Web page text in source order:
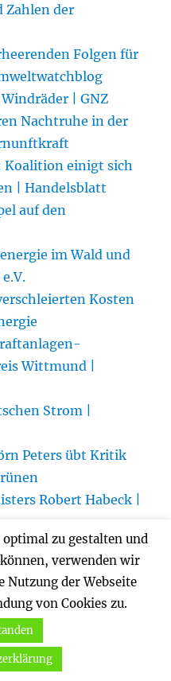
Zahlen der
Folgen für
| GNZ
Nachtruhe in der
Koalition einigt sich
| Handelsblatt
auf den
im Wald und
Kosten
Wittmund |
Strom |
Peters übt Kritik
Robert Habeck |
Gericht stoppt
Gründe |
– Aktuelle
wissenschaftliche
und dem
zu gestalten und
verwenden wir
Nutzung der Webseite
von Cookies zu.